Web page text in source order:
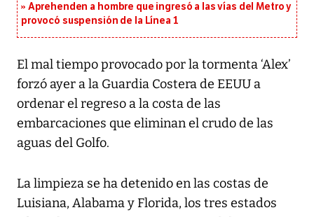
Aprehenden a hombre que ingresó a las vías del Metro y
provocó suspensión de la Línea 1
El mal tiempo provocado por la tormenta ‘Alex’
forzó ayer a la Guardia Costera de EEUU a
ordenar el regreso a la costa de las
embarcaciones que eliminan el crudo de las
aguas del Golfo.
La limpieza se ha detenido en las costas de
Luisiana, Alabama y Florida, los tres estados